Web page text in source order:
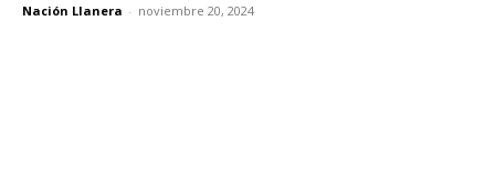
Nación Llanera - noviembre 20, 2024